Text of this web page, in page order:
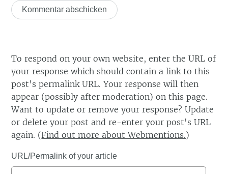
To respond on your own website, enter the URL of
your response which should contain a link to this
post's permalink URL. Your response will then
appear (possibly after moderation) on this page.
Want to update or remove your response? Update
or delete your post and re-enter your post's URL
again. (Find out more about Webmentions.)
URL/Permalink of your article